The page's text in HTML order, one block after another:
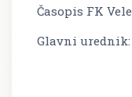
Časopis FK
Glavni